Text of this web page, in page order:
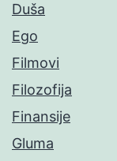
Duša
Ego
Filmovi
Filozofija
Finansije
Gluma